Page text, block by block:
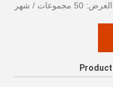
/ شهر